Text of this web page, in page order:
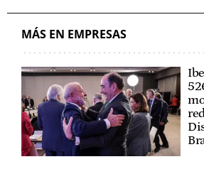
MÁS EN EMPRESAS